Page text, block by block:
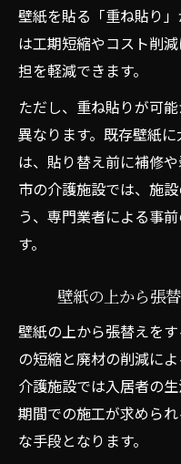
壁紙を貼る「重ね貼り
は工期短縮やコスト削
担を軽減できます。
ただし、重ね貼りが可
異なります。既存壁紙
は、貼り替え前に補修
市の介護施設では、施
う、専門業者による事
す。
壁紙の上から張
壁紙の上から張替えを
の短縮と廃材の削減に
介護施設では入居者の
期間での施工が求めら
な手段となります。